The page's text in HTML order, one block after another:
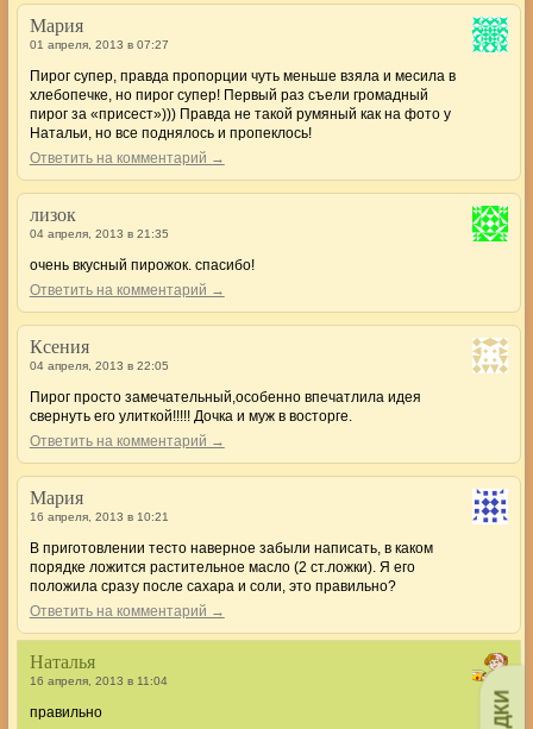
Мария
01 апреля, 2013 в 07:27
Пирог супер, правда пропорции чуть меньше взяла и месила в
хлебопечке, но пирог супер! Первый раз съели громадный
пирог за «присест»))) Правда не такой румяный как на фото у
Натальи, но все поднялось и пропеклось!
Ответить на комментарий →
лизок
04 апреля, 2013 в 21:35
очень вкусный пирожок. спасибо!
Ответить на комментарий →
Ксения
04 апреля, 2013 в 22:05
Пирог просто замечательный,особенно впечатлила идея
свернуть его улиткой!!!!! Дочка и муж в восторге.
Ответить на комментарий →
Мария
16 апреля, 2013 в 10:21
В приготовлении тесто наверное забыли написать, в каком
порядке ложится растительное масло (2 ст.ложки). Я его
положила сразу после сахара и соли, это правильно?
Ответить на комментарий →
Наталья
16 апреля, 2013 в 11:04
правильно